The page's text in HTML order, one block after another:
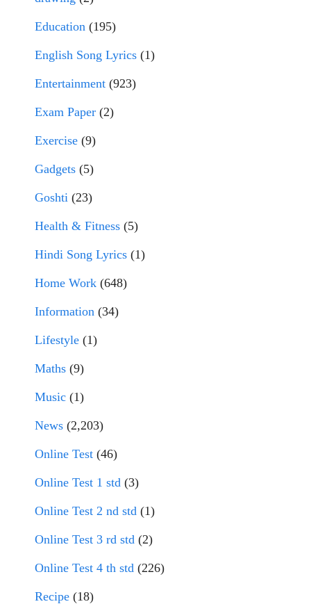
Education (195)
English Song Lyrics (1)
Entertainment (923)
Exam Paper (2)
Exercise (9)
Gadgets (5)
Goshti (23)
Health & Fitness (5)
Hindi Song Lyrics (1)
Home Work (648)
Information (34)
Lifestyle (1)
Maths (9)
Music (1)
News (2,203)
Online Test (46)
Online Test 1 std (3)
Online Test 2 nd std (1)
Online Test 3 rd std (2)
Online Test 4 th std (226)
Recipe (18)